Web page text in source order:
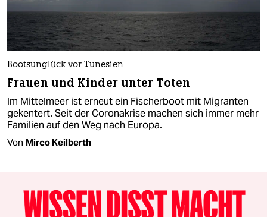
Bootsunglück vor Tunesien
Frauen und Kinder unter Toten
Im Mittelmeer ist erneut ein Fischerboot mit Migranten
gekentert. Seit der Coronakrise machen sich immer mehr
Familien auf den Weg nach Europa.
Von Mirco Keilberth